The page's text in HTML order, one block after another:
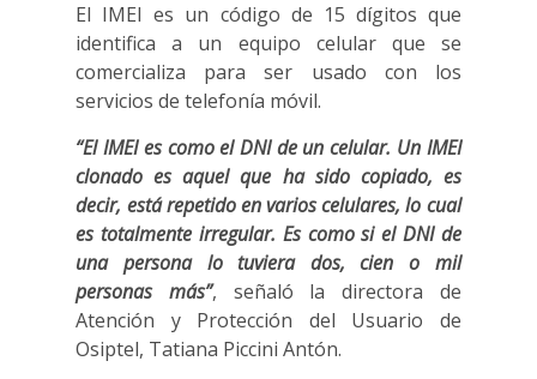
El IMEI es un código de 15 dígitos que
identifica a un equipo celular que se
comercializa para ser usado con los
servicios de telefonía móvil.
“El IMEI es como el DNI de un celular. Un IMEI
clonado es aquel que ha sido copiado, es
decir, está repetido en varios celulares, lo cual
es totalmente irregular. Es como si el DNI de
una persona lo tuviera dos, cien o mil
personas más”, señaló la directora de
Atención y Protección del Usuario de
Osiptel, Tatiana Piccini Antón.